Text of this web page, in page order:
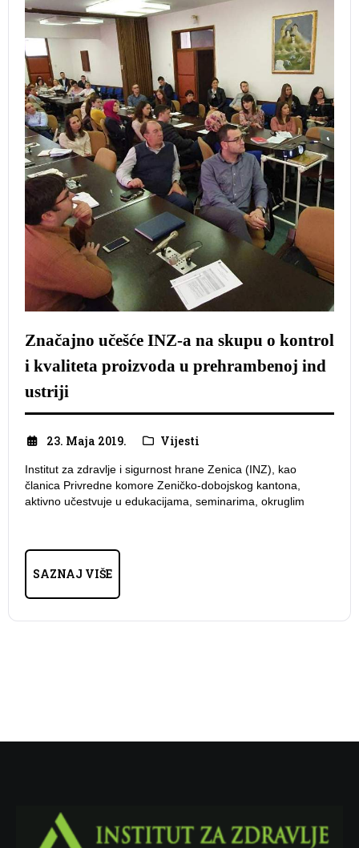
Značajno učešće INZ-a na skupu o kontrol
i kvaliteta proizvoda u prehrambenoj ind
ustriji
23. Maja 2019. Vijesti
Institut za zdravlje i sigurnost hrane Zenica (INZ), kao
članica Privredne komore Zeničko-dobojskog kantona,
aktivno učestvuje u edukacijama, seminarima, okruglim
SAZNAJ VIŠE